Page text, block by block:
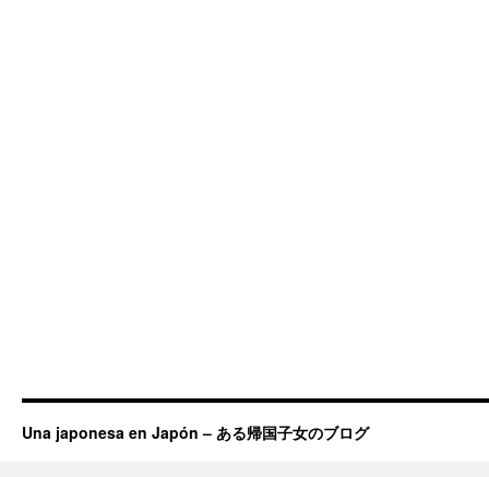
Una japonesa en Japón – ある帰国子女のブログ